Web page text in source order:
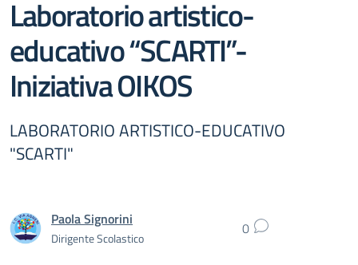
Laboratorio artistico-
educativo “SCARTI”-
Iniziativa OIKOS
LABORATORIO ARTISTICO-EDUCATIVO
"SCARTI"
Paola Signorini
Dirigente Scolastico 0